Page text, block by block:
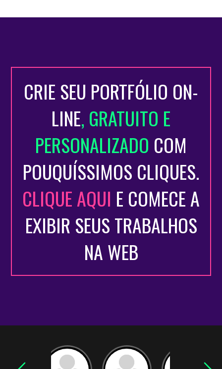
CRIE SEU PORTFÓLIO ON-
LINE, GRATUITO E
PERSONALIZADO COM
POUQUÍSSIMOS CLIQUES.
CLIQUE AQUI E COMECE A
EXIBIR SEUS TRABALHOS
NA WEB